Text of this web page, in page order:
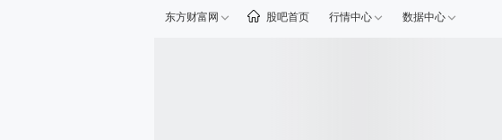
东方财富网 股吧首页 行情中心 数据中心